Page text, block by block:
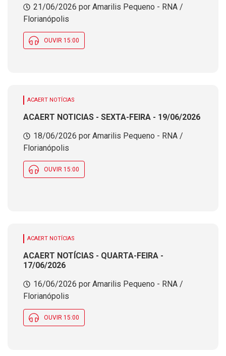
21/06/2026 por Amarilis Pequeno - RNA /
Florianópolis
OUVIR 15:00
ACAERT NOTÍCIAS
ACAERT NOTICIAS - SEXTA-FEIRA - 19/06/2026
18/06/2026 por Amarilis Pequeno - RNA /
Florianópolis
OUVIR 15:00
ACAERT NOTÍCIAS
ACAERT NOTÍCIAS - QUARTA-FEIRA -
17/06/2026
16/06/2026 por Amarilis Pequeno - RNA /
Florianópolis
OUVIR 15:00